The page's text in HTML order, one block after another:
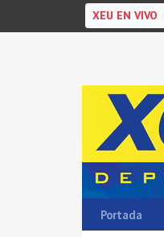
XEU EN VIVO
Portada